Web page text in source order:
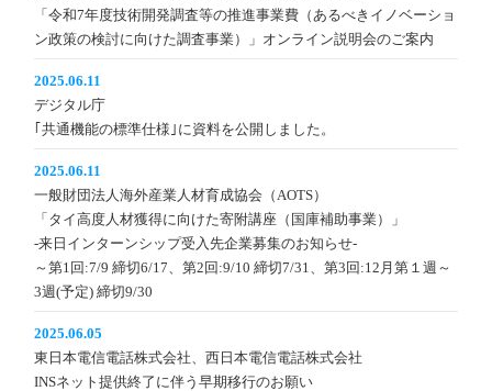
「令和7年度技術開発調査等の推進事業費（あるべきイノベーショ
ン政策の検討に向けた調査事業）」オンライン説明会のご案内
2025.06.11
デジタル庁
｢共通機能の標準仕様｣に資料を公開しました。
2025.06.11
一般財団法人海外産業人材育成協会（AOTS）
「タイ高度人材獲得に向けた寄附講座（国庫補助事業）」
-来日インターンシップ受入先企業募集のお知らせ-
～第1回:7/9 締切6/17、第2回:9/10 締切7/31、第3回:12月第１週～
3週(予定) 締切9/30
2025.06.05
東日本電信電話株式会社、西日本電信電話株式会社
INSネット提供終了に伴う早期移行のお願い